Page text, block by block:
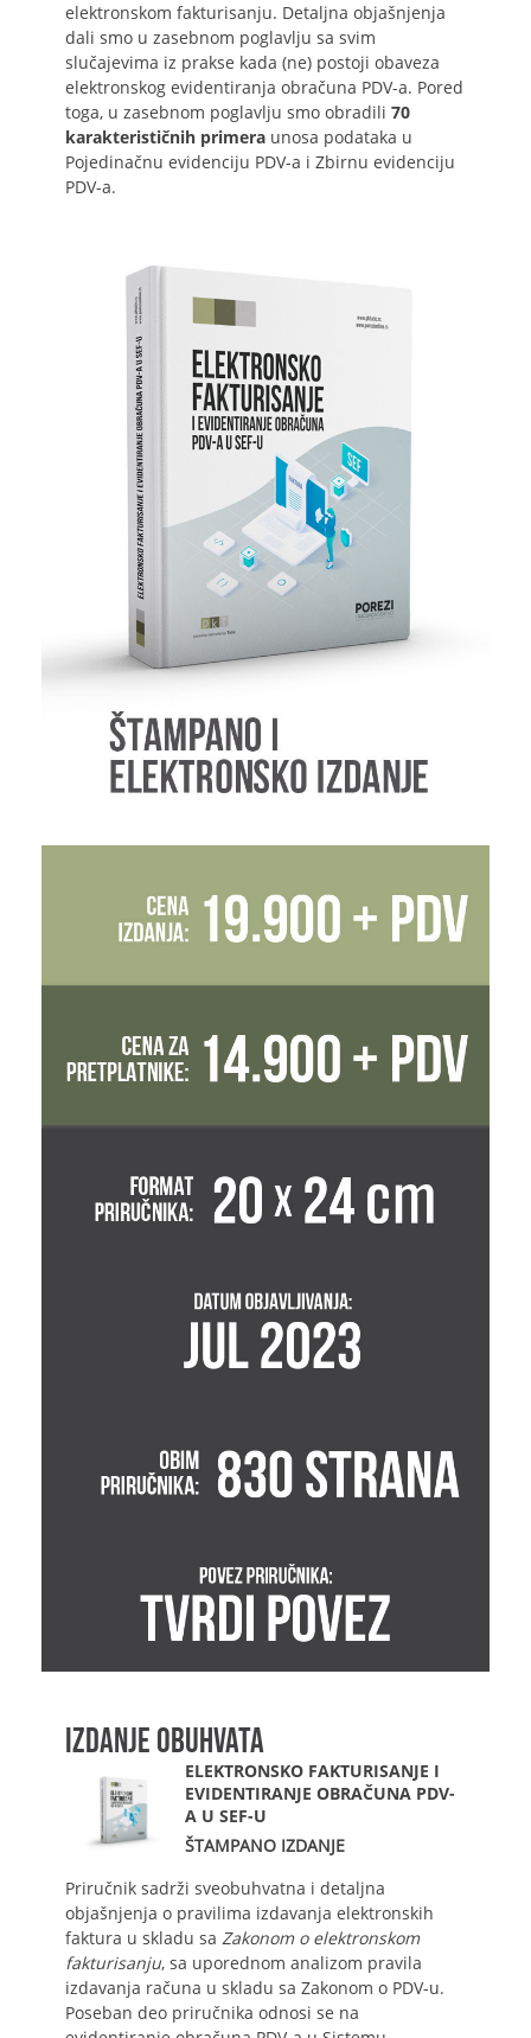
elektronskom fakturisanju. Detaljna objašnjenja
dali smo u zasebnom poglavlju sa svim
slučajevima iz prakse kada (ne) postoji obaveza
elektronskog evidentiranja obračuna PDV-a. Pored
toga, u zasebnom poglavlju smo obradili 70
karakterističnih primera unosa podataka u
Pojedinačnu evidenciju PDV-a i Zbirnu evidenciju
PDV-a.
IZDANJE OBUHVATA
ELEKTRONSKO FAKTURISANJE I
EVIDENTIRANJE OBRAČUNA PDV-
A U SEF-U
ŠTAMPANO IZDANJE
Priručnik sadrži sveobuhvatna i detaljna
objašnjenja o pravilima izdavanja elektronskih
faktura u skladu sa Zakonom o elektronskom
fakturisanju, sa uporednom analizom pravila
izdavanja računa u skladu sa Zakonom o PDV-u.
Poseban deo priručnika odnosi se na